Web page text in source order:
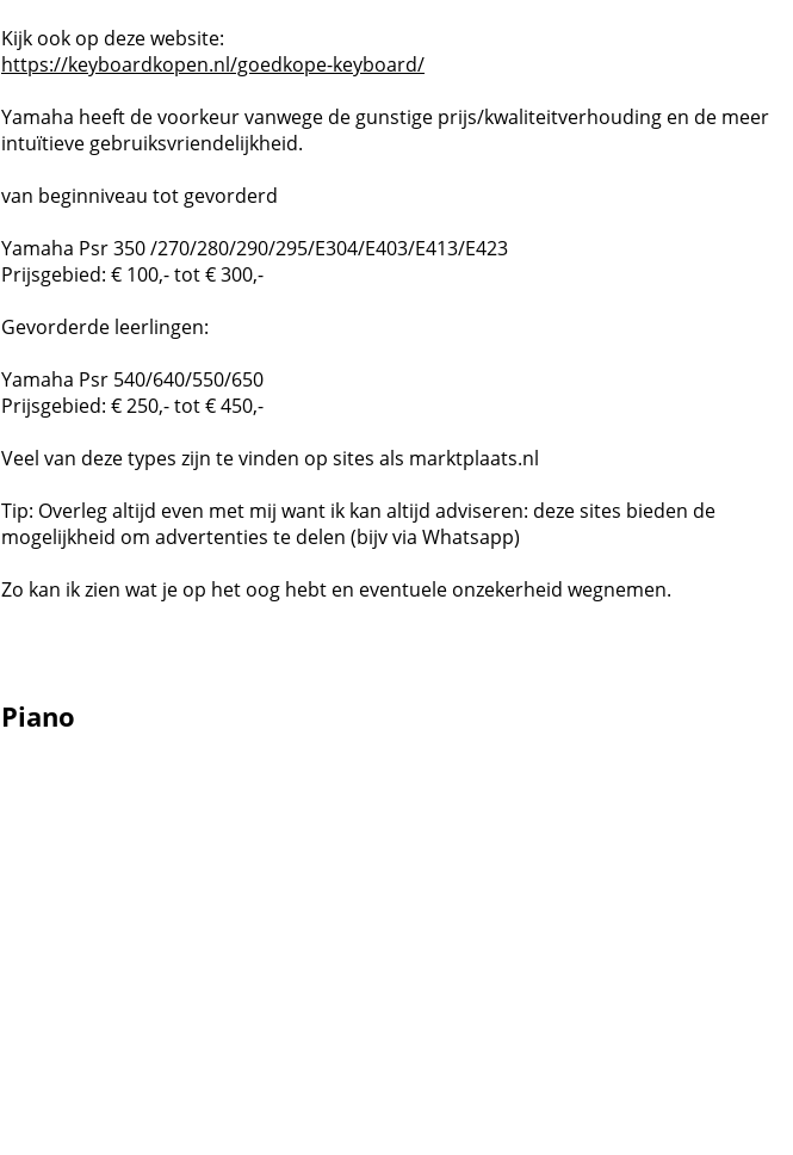
Kijk ook op deze website:
https://keyboardkopen.nl/goedkope-keyboard/
Yamaha heeft de voorkeur vanwege de gunstige prijs/kwaliteitverhouding en de meer
intuïtieve gebruiksvriendelijkheid.
van beginniveau tot gevorderd
Yamaha Psr 350 /270/280/290/295/E304/E403/E413/E423
Prijsgebied: € 100,- tot € 300,-
Gevorderde leerlingen:
Yamaha Psr 540/640/550/650
Prijsgebied: € 250,- tot € 450,-
Veel van deze types zijn te vinden op sites als marktplaats.nl
Tip: Overleg altijd even met mij want ik kan altijd adviseren: deze sites bieden de
mogelijkheid om advertenties te delen (bijv via Whatsapp)
Zo kan ik zien wat je op het oog hebt en eventuele onzekerheid wegnemen.
Piano